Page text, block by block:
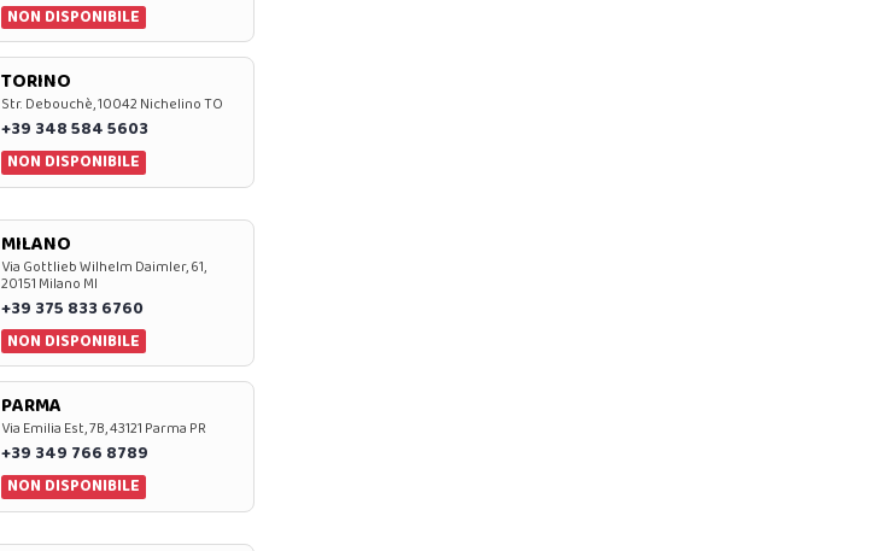
NON DISPONIBILE
TORINO
Str. Debouchè, 10042 Nichelino TO
+39 348 584 5603
NON DISPONIBILE
MILANO
Via Gottlieb Wilhelm Daimler, 61,
20151 Milano MI
+39 375 833 6760
NON DISPONIBILE
PARMA
Via Emilia Est, 7B, 43121 Parma PR
+39 349 766 8789
NON DISPONIBILE